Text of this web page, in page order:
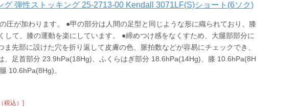
グ 弾性ストッキング 25-2713-00 Kendall 3071LF(S)ショート(6ソク)
圧が加わります。 ●甲の部分は人間の足型と同じような形に織られており、膝
して、膝の運動を楽にしています。 ●締めつけ感をなくすため、大腿部部分に
ま先部に設けた穴を折り返して皮膚の色、脈拍数などが容易にチェックでき、
、足首部分 23.9hPa(18Hg)、ふくらはぎ部分 18.6hPa(14Hg)、膝 10.6hPa(8H
10.6hPa(8Hg)。
税込）]